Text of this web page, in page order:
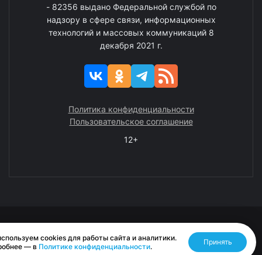
- 82356 выдано Федеральной службой по
надзору в сфере связи, информационных
технологий и массовых коммуникаций 8
декабря 2021 г.
Политика конфиденциальности
Пользовательское соглашение
12+
Разработано RASA
cookies для работы сайта и аналитики.
— в Политике конфиденциальности.
Принять